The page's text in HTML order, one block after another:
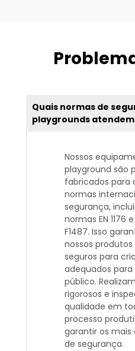
Quais normas de
playgrounds
Nossos
playground são
fabricados para
normas
segurança,
normas EN 1176
F1487. Isso
nossos
seguros para
adequados para
público.
rigorosos e
qualidade em
processo
garantir os mais
de segurança.